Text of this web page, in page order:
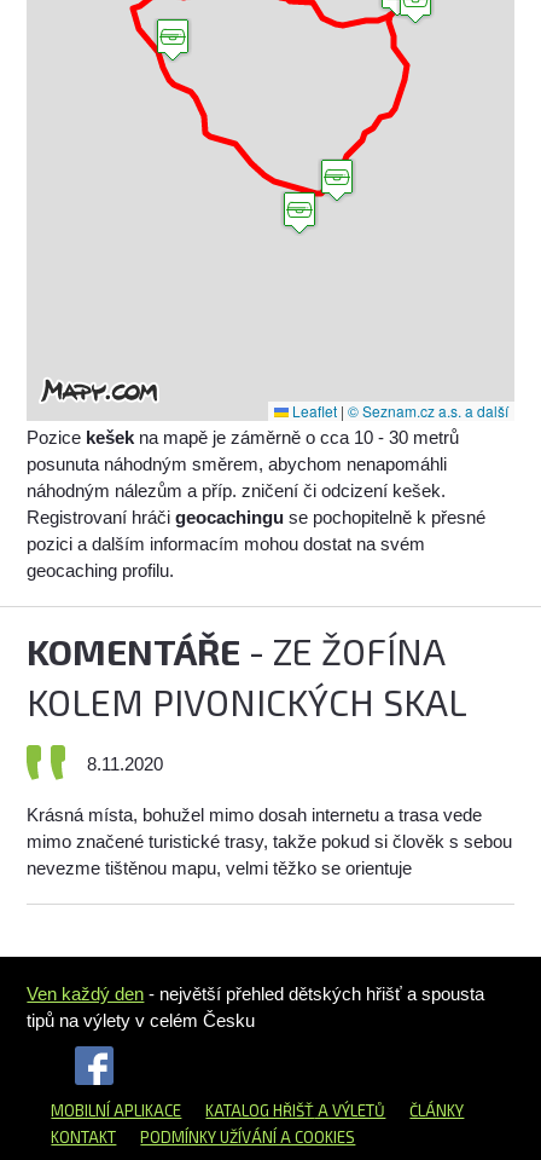
Leaflet | © Seznam.cz a.s. a další
Pozice kešek na mapě je záměrně o cca 10 - 30 metrů
posunuta náhodným směrem, abychom nenapomáhli
náhodným nálezům a příp. zničení či odcizení kešek.
Registrovaní hráčigeocachingu se pochopitelně k přesné
pozici a dalším informacím mohou dostat na svém
geocaching profilu.
KOMENTÁŘE - ZE ŽOFÍNA
KOLEM PIVONICKÝCH SKAL
8.11.2020
Krásná místa, bohužel mimo dosah internetu a trasa vede
mimo značené turistické trasy, takže pokud si člověk s sebou
nevezme tištěnou mapu, velmi těžko se orientuje
Ven každý den - největší přehled dětských hřišť a spousta
tipů na výlety v celém Česku
MOBILNÍ APLIKACE KATALOG HŘIŠŤA VÝLETŮ
ČLÁNKY
KONTAKT
PODMÍNKY UŽÍVÁNÍ A COOKIES